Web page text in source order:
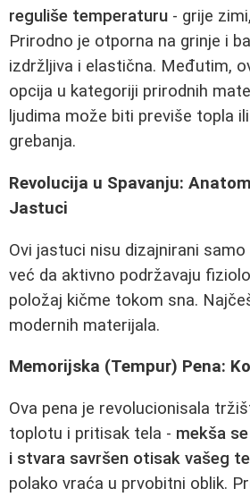
reguliše temperaturu - grije
Prirodno je otporna na grinje i
izdržljiva i elastična. Međutim,
opcija u kategoriji prirodnih
ljudima može biti previše topla
grebanja.
Revolucija u Spavanju:
Jastuci
Ovi jastuci nisu dizajnirani samo
već da aktivno podržavaju
položaj kičme tokom sna.
modernih materijala.
Memorijska (Tempur) Pena:
Ova pena je revolucionisala
toplotu i pritisak tela - mekša
i stvara savršen otisak vašeg
polako vraća u prvobitni oblik.